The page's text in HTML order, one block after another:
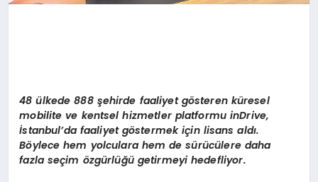
48 ülkede 888 şehirde faaliyet gösteren küresel
mobilite ve kentsel hizmetler platformu inDrive,
İstanbul’da faaliyet göstermek için lisans aldı.
Böylece hem yolculara hem de sürücülere daha
fazla seçim özgürlüğü getirmeyi hedefliyor.